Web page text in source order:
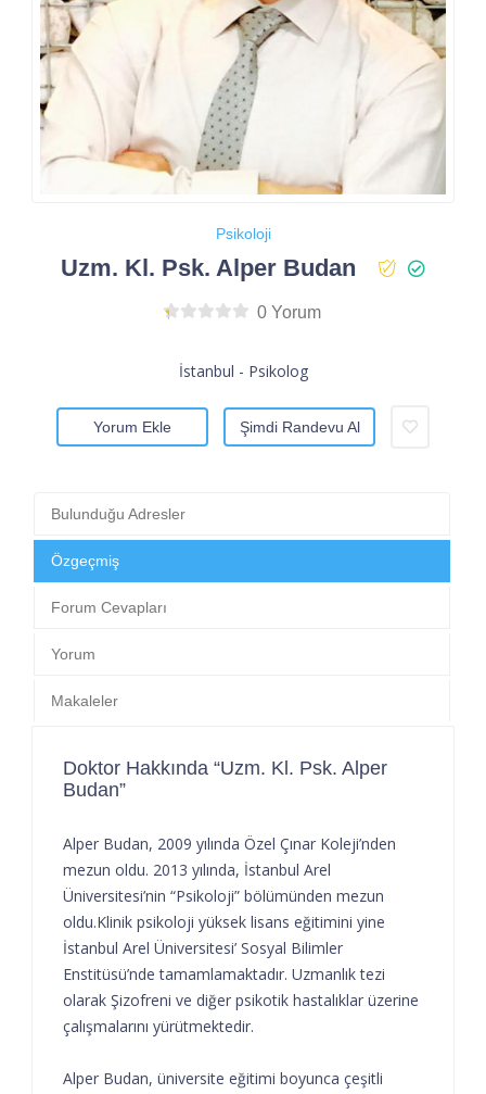
Psikoloji
Uzm. Kl. Psk. Alper Budan
0 Yorum
İstanbul - Psikolog
Yorum Ekle Şimdi Randevu Al
Bulunduğu Adresler
Özgeçmiş
Forum Cevapları
Yorum
Makaleler
Doktor Hakkında “Uzm. Kl. Psk. Alper
Budan”
Alper Budan, 2009 yılında Özel Çınar Koleji’nden
mezun oldu. 2013 yılında, İstanbul Arel
Üniversitesi’nin “Psikoloji” bölümünden mezun
oldu.Klinik psikoloji yüksek lisans eğitimini yine
İstanbul Arel Üniversitesi’ Sosyal Bilimler
Enstitüsü’nde tamamlamaktadır. Uzmanlık tezi
olarak Şizofreni ve diğer psikotik hastalıklar üzerine
çalışmalarını yürütmektedir.
Alper Budan, üniversite eğitimi boyunca çeşitli